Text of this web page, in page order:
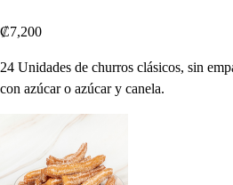
₡7,200
24 Unidades de churros clásicos, sin
con azúcar o azúcar y canela.